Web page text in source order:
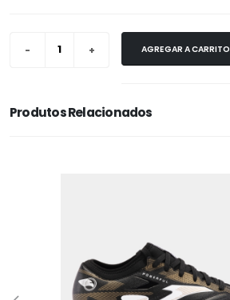
AGREGAR A CARRITO
Produtos Relacionados